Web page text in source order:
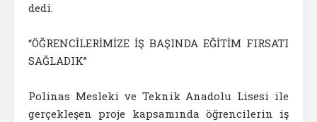
dedi.
“ÖĞRENCİLERİMİZE İŞ BAŞINDA EĞİTİM FIRSATI
SAĞLADIK”
Polinas Mesleki ve Teknik Anadolu Lisesi ile
gerçekleşen proje kapsamında öğrencilerin iş